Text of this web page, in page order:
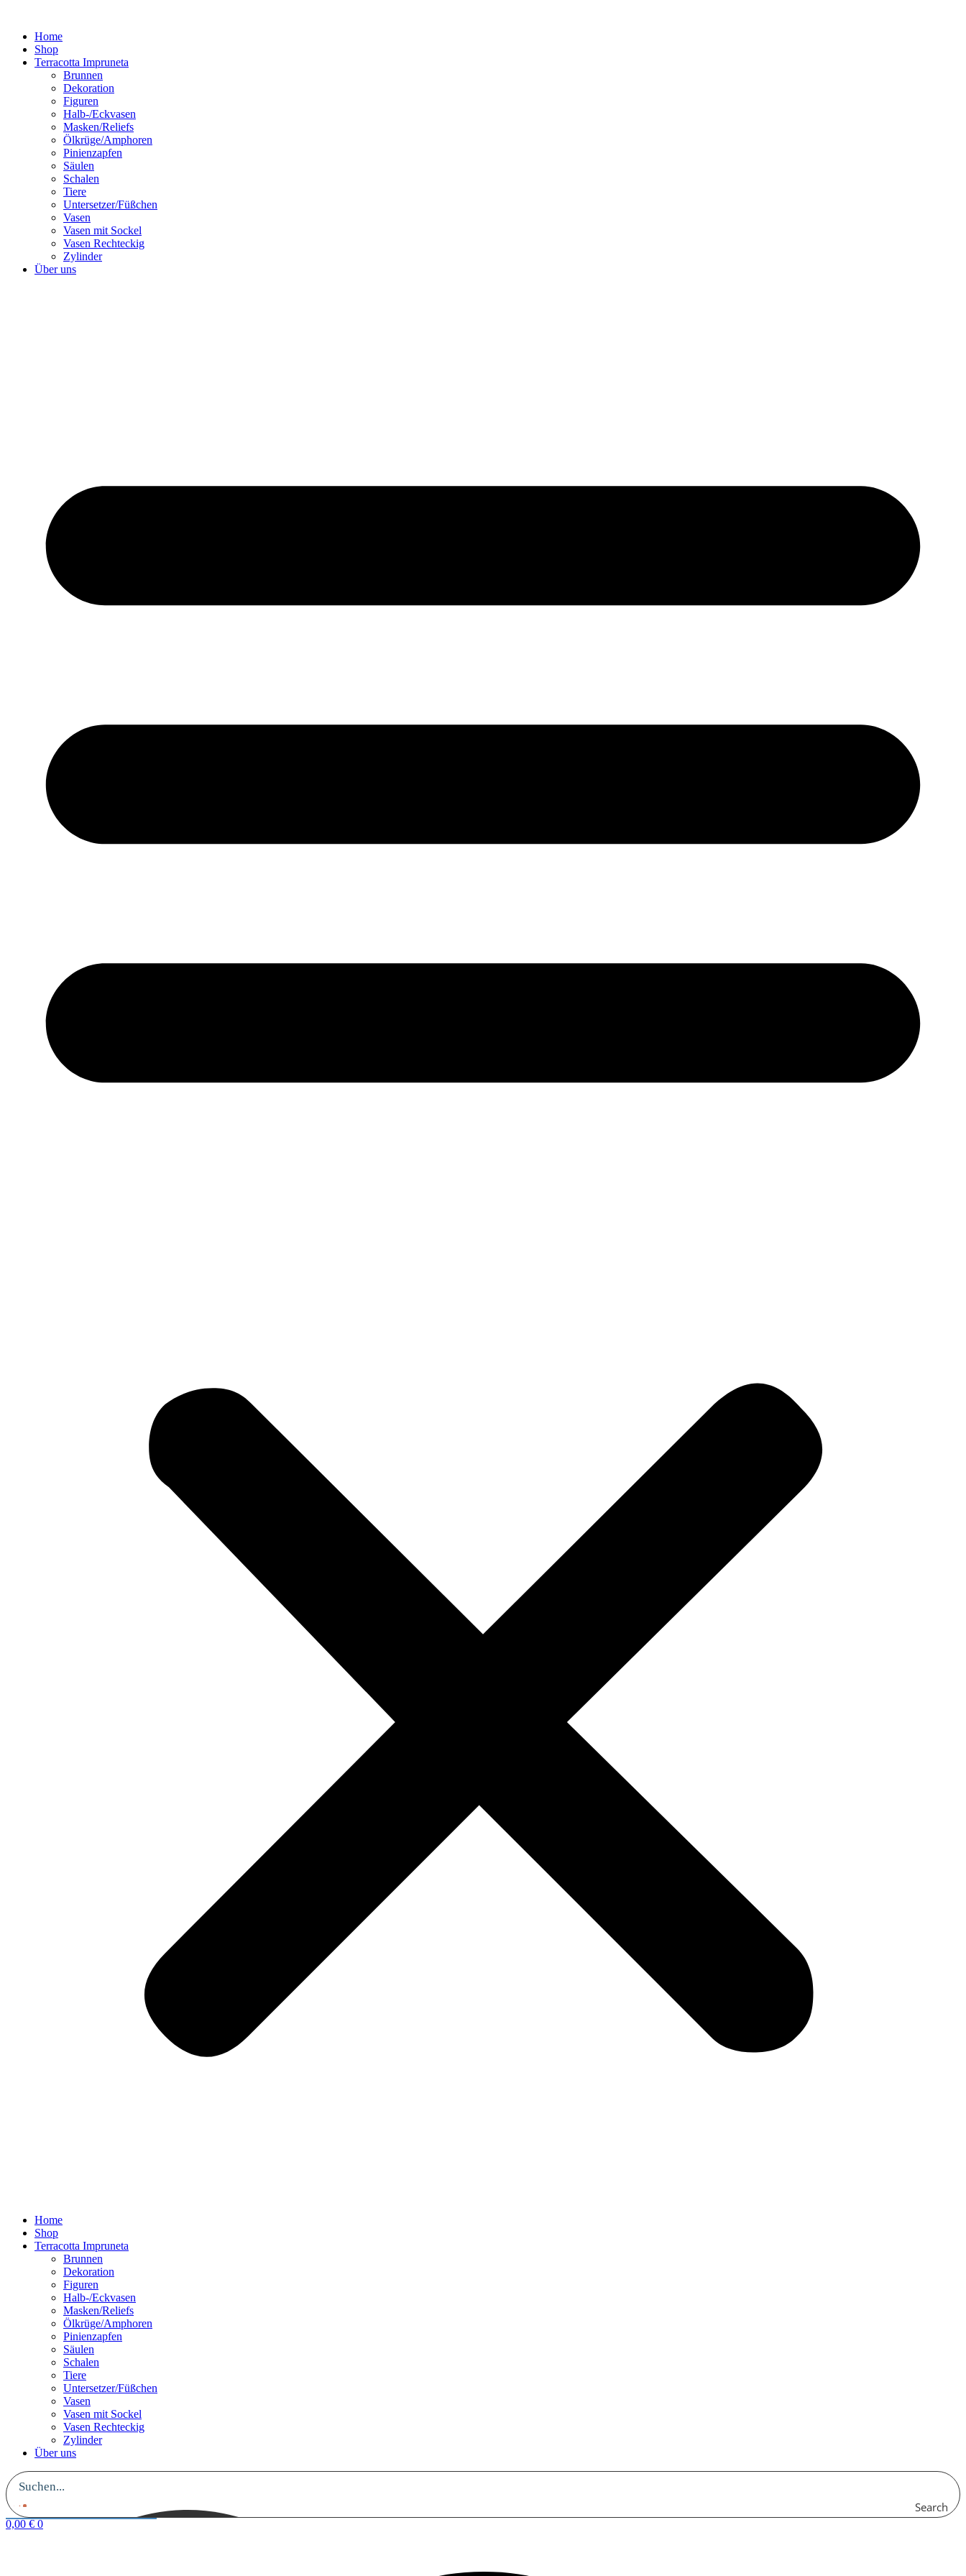
springenHome
Shop
Terracotta Impruneta
Brunnen
Dekoration
Figuren
Halb-/Eckvasen
Masken/Reliefs
Ölkrüge/Amphoren
Pinienzapfen
Säulen
Schalen
Tiere
Untersetzer/Füßchen
Vasen
Vasen mit Sockel
Vasen Rechteckig
Zylinder
Über uns
Home
Shop
Terracotta Impruneta
Brunnen
Dekoration
Figuren
Halb-/Eckvasen
Masken/Reliefs
Ölkrüge/Amphoren
Pinienzapfen
Säulen
Schalen
Tiere
Untersetzer/Füßchen
Vasen
Vasen mit Sockel
Vasen Rechteckig
Zylinder
Über uns
Search
0,00 € 0